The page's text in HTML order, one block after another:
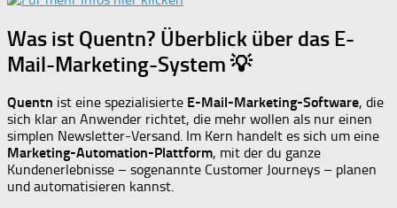
Was ist Quentn? Überblick über das E-
Mail-Marketing-System 💡
Quentn ist eine spezialisierte E-Mail-Marketing-Software, die
sich klar an Anwender richtet, die mehr wollen als nur einen
simplen Newsletter-Versand. Im Kern handelt es sich um eine
Marketing-Automation-Plattform, mit der du ganze
Kundenerlebnisse – sogenannte Customer Journeys – planen
und automatisieren kannst.